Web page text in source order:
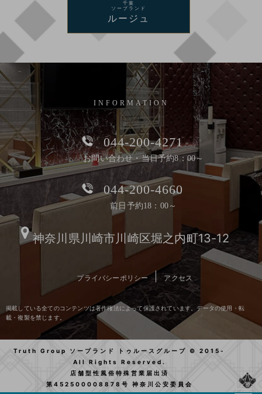
千葉
ソープランド
ルージュ
INFORMATION
044-200-4271
お問い合わせ・当日予約8：00～
044-200-4660
前日予約18：00～
神奈川県川崎市川崎区堀之内町13-12
プライバシーポリシー アクセス
掲載している全てのコンテンツは著作権法によって保護されています。データの使用・転
載・複製を禁じます。
Truth Group ソープランド トゥルースグループ © 2015-
All Rights Reserved.
店舗型性風俗特殊営業届出済
第452500008878号 神奈川公安委員会